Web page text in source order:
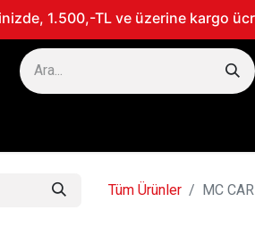
1.500,-TL ve üzerine kargo
Tüm Ürünler MC